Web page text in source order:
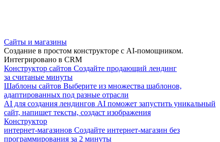
Сайты и магазины
Создание в простом конструкторе с AI-помощником.
Интегрировано в CRM
Конструктор сайтов Создайте продающий лендинг
за считаные минуты
Шаблоны сайтов Выберите из множества шаблонов,
адаптированных под разные отрасли
AI для создания лендингов AI поможет запустить уникальный
сайт, напишет тексты, создаст изображения
Конструктор
интернет-магазинов Создайте интернет-магазин без
программирования за 2 минуты